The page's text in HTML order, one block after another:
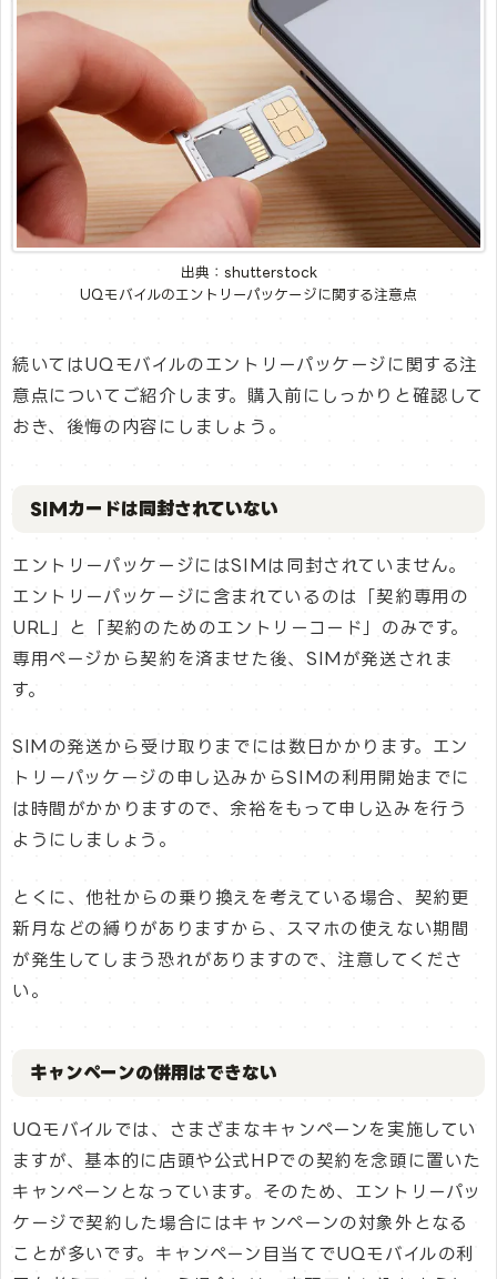
出典：shutterstock
UQモバイルのエントリーパッケージに関する注意点
続いてはUQモバイルのエントリーパッケージに関する注
意点についてご紹介します。購入前にしっかりと確認して
おき、後悔の内容にしましょう。
SIMカードは同封されていない
エントリーパッケージにはSIMは同封されていません。
エントリーパッケージに含まれているのは「契約専用の
URL」と「契約のためのエントリーコード」のみです。
専用ページから契約を済ませた後、SIMが発送されま
す。
SIMの発送から受け取りまでには数日かかります。エン
トリーパッケージの申し込みからSIMの利用開始までに
は時間がかかりますので、余裕をもって申し込みを行う
ようにしましょう。
とくに、他社からの乗り換えを考えている場合、契約更
新月などの縛りがありますから、スマホの使えない期間
が発生してしまう恐れがありますので、注意してくださ
い。
キャンペーンの併用はできない
UQモバイルでは、さまざまなキャンペーンを実施してい
ますが、基本的に店頭や公式HPでの契約を念頭に置いた
キャンペーンとなっています。そのため、エントリーパッ
ケージで契約した場合にはキャンペーンの対象外となる
ことが多いです。キャンペーン目当てでUQモバイルの利